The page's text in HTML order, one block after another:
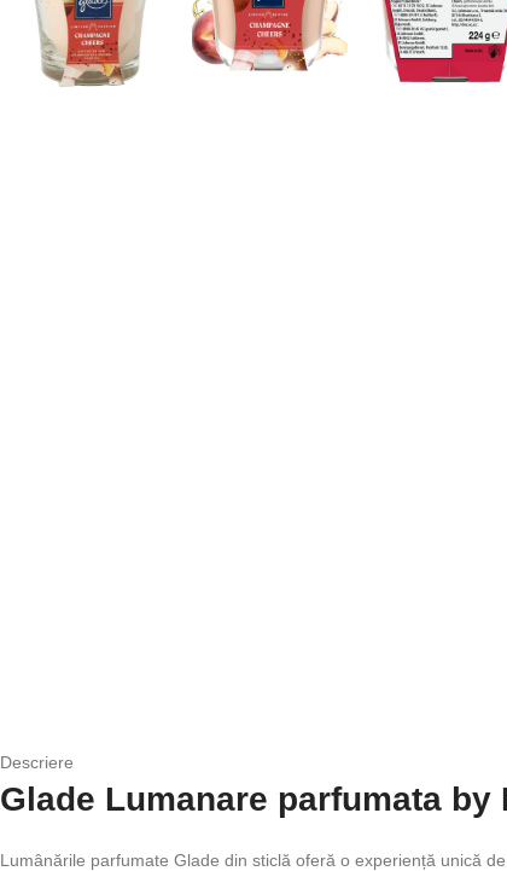
Descriere
Glade Lumanare parfumata by
Lumânările parfumate Glade din sticlă oferă o experiență unică